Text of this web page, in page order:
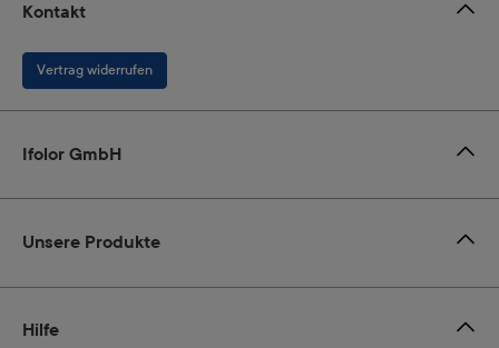
Kontakt
Vertrag widerrufen
Ifolor GmbH
Unsere Produkte
Hilfe